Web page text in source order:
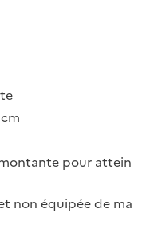
pour attein
non équipée de ma